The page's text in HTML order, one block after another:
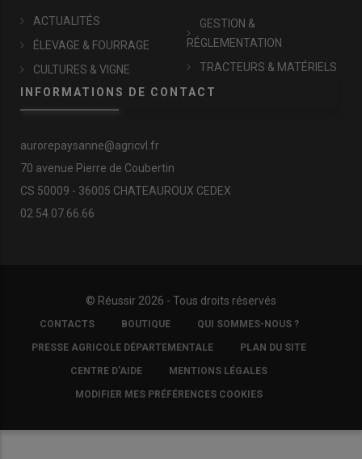
ACTUALITÉS
ÉLEVAGE & FOURRAGE
CULTURES & VIGNE
GESTION &
RÉGLEMENTATION
TRACTEURS & MATÉRIELS
INFORMATIONS DE CONTACT
aurorepaysanne@agricvl.fr
70 avenue Pierre de Coubertin
CS 50009 - 36005 CHATEAUROUX CEDEX
02.54.07.66.66
© Réussir 2026 - Tous droits réservés
FOOTER
COPYRIGHT
CONTACTS BOUTIQUE QUI SOMMES-NOUS ?
PRESSE AGRICOLE DÉPARTEMENTALE PLAN DU SITE
CENTRE D'AIDE MENTIONS LÉGALES
MODIFIER MES PRÉFÉRENCES COOKIES